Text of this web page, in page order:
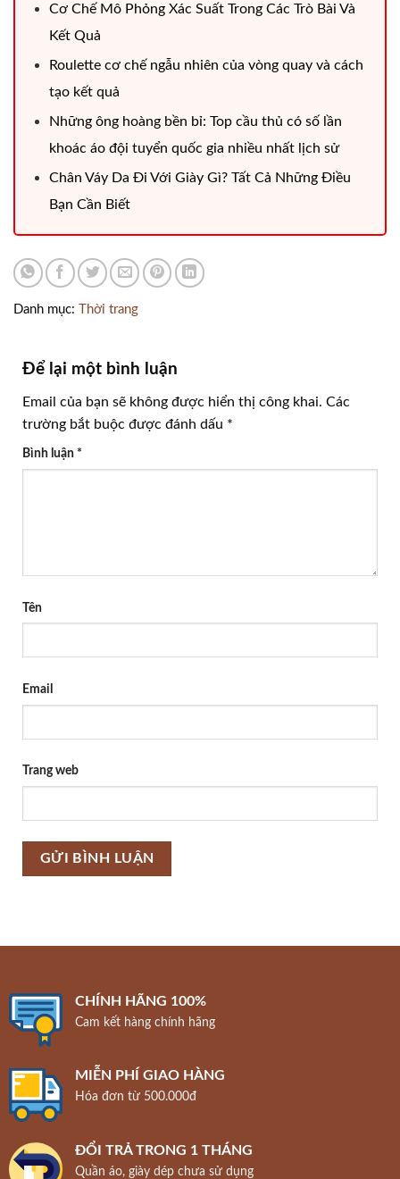
Cơ Chế Mô Phỏng Xác Suất Trong Các Trò Bài Và
Kết Quả
Roulette cơ chế ngẫu nhiên của vòng quay và cách
tạo kết quả
Những ông hoàng bền bỉ: Top cầu thủ có số lần
khoác áo đội tuyển quốc gia nhiều nhất lịch sử
Chân Váy Da Đi Với Giày Gì? Tất Cả Những Điều
Bạn Cần Biết
Danh mục: Thời trang
Để lại một bình luận
Email của bạn sẽ không được hiển thị công khai. Các
trường bắt buộc được đánh dấu *
Bình luận *
Tên
Email
Trang web
CHÍNH HÃNG 100%
Cam kết hàng chính hãng
MIỄN PHÍ GIAO HÀNG
Hóa đơn từ 500.000đ
ĐỔI TRẢ TRONG 1 THÁNG
Quần áo, giày dép chưa sử dụng